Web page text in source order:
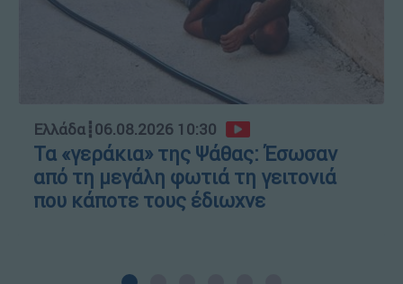
Ελλάδα┋06.08.2026 10:30
Τα «γεράκια» της Ψάθας: Έσωσαν
από τη μεγάλη φωτιά τη γειτονιά
που κάποτε τους έδιωχνε